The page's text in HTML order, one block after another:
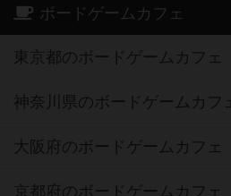
東京都のボードゲームカフェ
神奈川県のボードゲームカフェ
大阪府のボードゲームカフェ
京都府のボードゲームカフェ
愛知県のボードゲームカフェ